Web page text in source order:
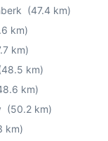
(47.4 km)
km)
km)
km)
km)
(50.2 km)
km)